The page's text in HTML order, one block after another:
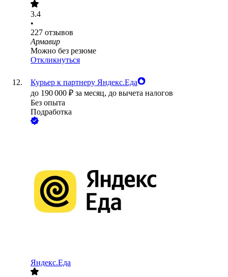
3.4
•
227 отзывов
Армавир
Можно без резюме
Откликнуться
Курьер к партнеру Яндекс.Еда
до 190 000 ₽ за месяц, до вычета налогов
Без опыта
Подработка
Яндекс.Еда